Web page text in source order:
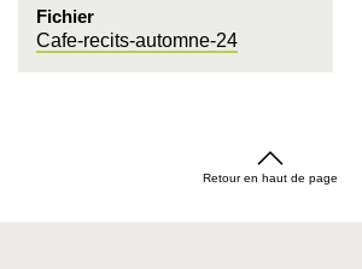
Fichier
Cafe-recits-automne-24
Retour en haut de page